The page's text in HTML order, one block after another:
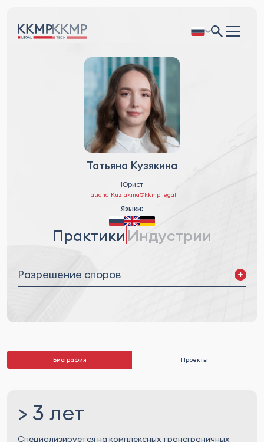
Татьяна Кузякина
Юрист
Tatiana.Kuziakina@kkmp.legal
Языки:
Практики Индустрии
Разрешение споров
Биография Проекты
> 3 лет
Специализируется на комплексных трансграничных